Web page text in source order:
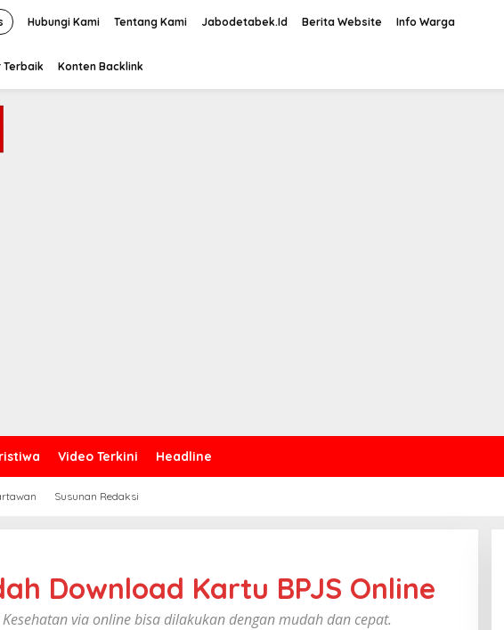
Hubungi Kami Tentang Kami Jabodetabek.Id Berita Website Info Warga
Terbaik Konten Backlink
Video Terkini Headline
Susunan Redaksi
Download Kartu BPJS Online
via online bisa dilakukan dengan mudah dan cepat.